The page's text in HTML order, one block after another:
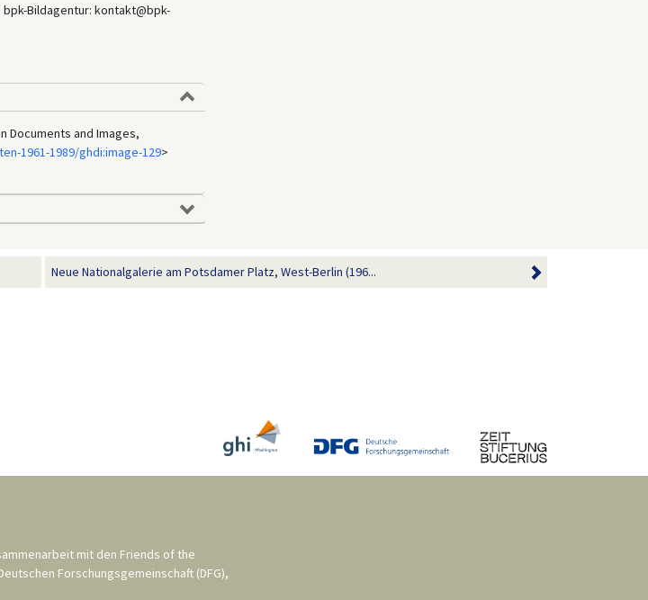
Bildagentur: kontakt@bpk-
Documents and Images,
1961-1989/ghdi:image-129>
Neue Nationalgalerie am Potsdamer Platz, West-Berlin (196...
mit den Friends of the
Forschungsgemeinschaft (DFG),